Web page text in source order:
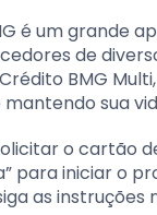
é um grande
de
BMG
sua
o cartão
para iniciar o
as instruções